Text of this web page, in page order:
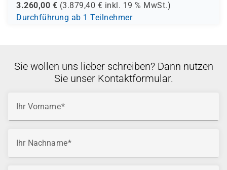
3.260,00 € (3.879,40 € inkl. 19 % MwSt.)
Durchführung ab 1 Teilnehmer
Sie wollen uns lieber schreiben? Dann nutzen
Sie unser Kontaktformular.
Ihr Vorname
Ihr Nachname